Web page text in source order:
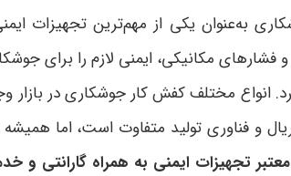
به‌عنوان یکی از مهم‌ترین تجهیزات
مکانیکی، ایمنی لازم را برای
مختلف کفش کار جوشکاری در بازار
و فناوری تولید متفاوت است، اما همیشه
تجهیزات ایمنی به همراه گارانتی و